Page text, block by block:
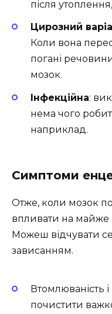
після
Цирозний
Коли вона
погані
мозок.
Інфекційна:
нема чого
наприклад.
Симптоми
Отже, коли мозок
впливати на майже
Можеш відчувати
зависанням.
Втомлюваність і
почистити